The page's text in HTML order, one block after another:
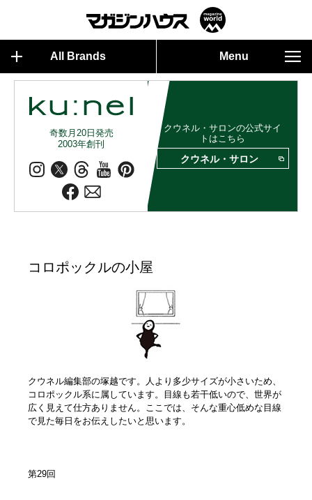
All Brands Menu
奇数月20日発売
2003年創刊
クウネル・サロンの公式サイ
トはこちら
クウネル・サロン
コロポックルの小屋
クウネル編集部の塚越です。人より多少サイズが小さいため、
コロポックル系に属しています。目線も若干低いので、世界が
広く見えて仕方ありません。ここでは、そんな重心低めな目線
で見た毎日をお伝えしたいと思います。
第29回